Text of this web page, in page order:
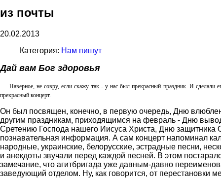
из почты
20.02.2013
Категория: Нам пишут
Дай вам Бог здоровья
Наверное, не совру, если скажу так - у нас был прекрасный праздник. И
прекрасный концерт.
Он был посвящен, конечно, в первую очередь, Дню
другим праздникам, приходящимся на февраль - Дню
Сретению Господа нашего Иисуса Христа, Дню
познавательная информация. А сам концерт напоминал
народные, украинские, белорусские, эстрадные песни,
и анекдоты звучали перед каждой песней. В этом
замечание, что агитбригада уже давным-давно
заведующий отделом. Ну, как говорится, от перестановки